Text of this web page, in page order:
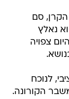
הקרן, סם
נאלץ
צפויה
לנוכח
הקורונה.